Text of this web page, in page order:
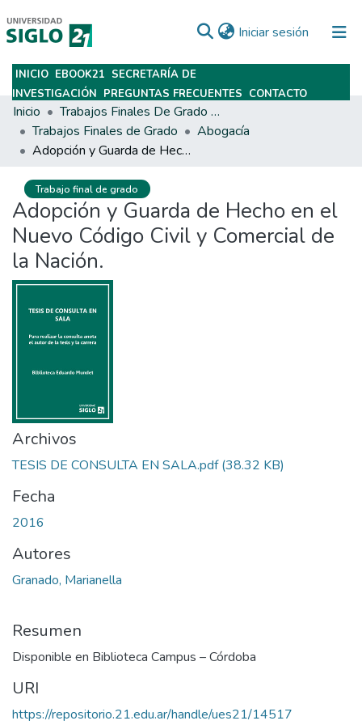
Iniciar sesión (current)
Subir
INICIO EBOOK21 SECRETARÍA DE
INVESTIGACIÓN PREGUNTAS FRECUENTES CONTACTO
Inicio
Trabajos Finales De Grado Y Posgrado
Trabajos Finales de Grado
Abogacía
Adopción y Guarda de Hecho en el Nuevo Código Civil y Comercial de la Nación.
Trabajo final de grado
Adopción y Guarda de Hecho en el
Nuevo Código Civil y Comercial de
la Nación.
Archivos
TESIS DE CONSULTA EN SALA.pdf(38.32 KB)
Fecha
2016
Autores
Granado, Marianella
Resumen
Disponible en Biblioteca Campus – Córdoba
URI
https://repositorio.21.edu.ar/handle/ues21/14517